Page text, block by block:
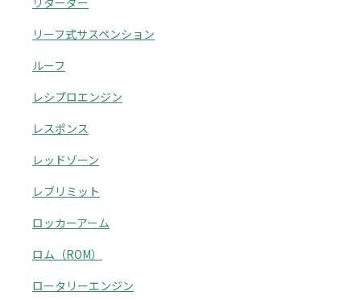
リーフ式サスペンション
ルーフ
レシプロエンジン
レスポンス
レッドゾーン
レブリミット
ロッカーアーム
ロム（ROM）
ロータリーエンジン